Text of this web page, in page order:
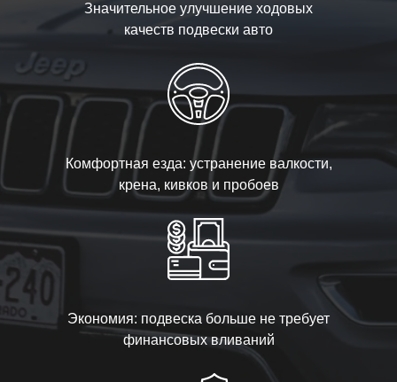
Значительное улучшение ходовых
качеств подвески авто
Комфортная езда: устранение валкости,
крена, кивков и пробоев
Экономия: подвеска больше не требует
финансовых вливаний